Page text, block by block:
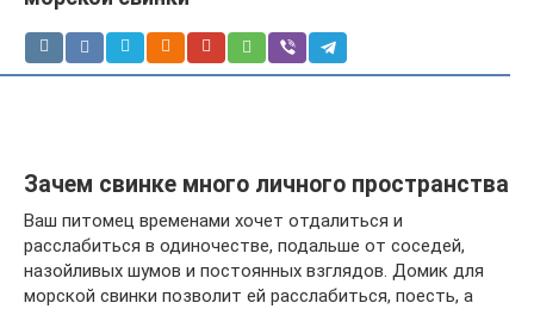
Зачем свинке много личного пространства
Ваш питомец временами хочет отдалиться и
расслабиться в одиночестве, подальше от соседей,
назойливых шумов и постоянных взглядов. Домик для
морской свинки позволит ей расслабиться, поесть, а